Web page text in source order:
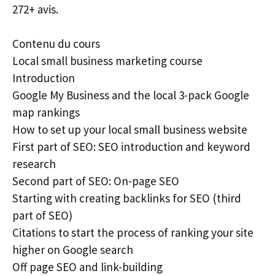
272+ avis.
Contenu du cours
Local small business marketing course
Introduction
Google My Business and the local 3-pack Google
map rankings
How to set up your local small business website
First part of SEO: SEO introduction and keyword
research
Second part of SEO: On-page SEO
Starting with creating backlinks for SEO (third
part of SEO)
Citations to start the process of ranking your site
higher on Google search
Off page SEO and link-building